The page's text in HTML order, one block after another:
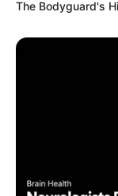
Ukuran Tubuh: –
Ukuran Sepatu: –
Perbanas
The Bodyguard's